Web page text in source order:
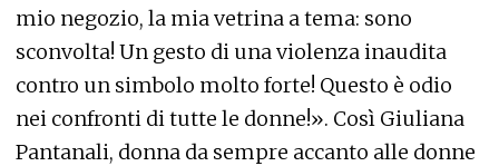
mio negozio, la mia vetrina a tema: sono
sconvolta! Un gesto di una violenza inaudita
contro un simbolo molto forte! Questo è odio
nei confronti di tutte le donne!». Così Giuliana
Pantanali, donna da sempre accanto alle donne